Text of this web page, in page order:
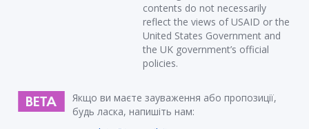
contents do not necessarily
reflect the views of USAID or the
United States Government and
the UK government’s official
policies.
Якщо ви маєте зауваження або пропозиції,
будь ласка, напишіть нам: